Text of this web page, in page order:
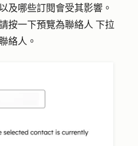
及哪些訂閱會受其影響。
按一下預覽為聯絡人 下拉
絡人 。